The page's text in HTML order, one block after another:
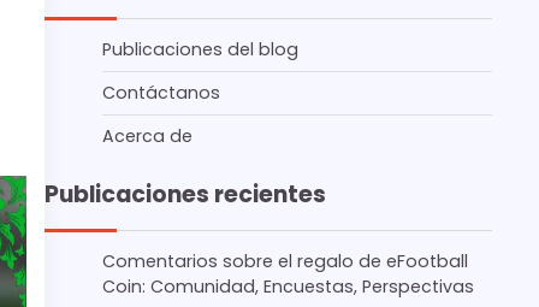
Publicaciones del blog
Contáctanos
Acerca de
Publicaciones recientes
Comentarios sobre el regalo de eFootball
Coin: Comunidad, Encuestas, Perspectivas